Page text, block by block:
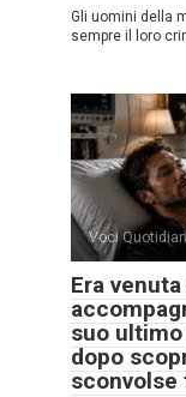
Gli uomini della
sempre il loro
Voci
Era
suo
dopo